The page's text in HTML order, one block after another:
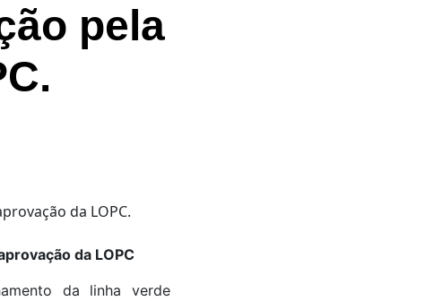
pela
da LOPC
da linha verde